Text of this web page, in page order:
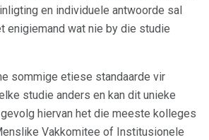
en individuele antwoorde sal
enigiemand wat nie by die studie
sommige etiese standaarde vir
studie anders en kan dit unieke
hiervan het die meeste kolleges
Vakkomitee of Institusionele